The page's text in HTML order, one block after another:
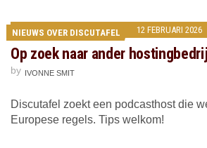
NIEUWS OVER DISCUTAFEL 12 FEBRUARI 2026
Op zoek naar ander
by IVONNE SMIT
Discutafel zoekt een podcasthost die
Europese regels. Tips welkom!